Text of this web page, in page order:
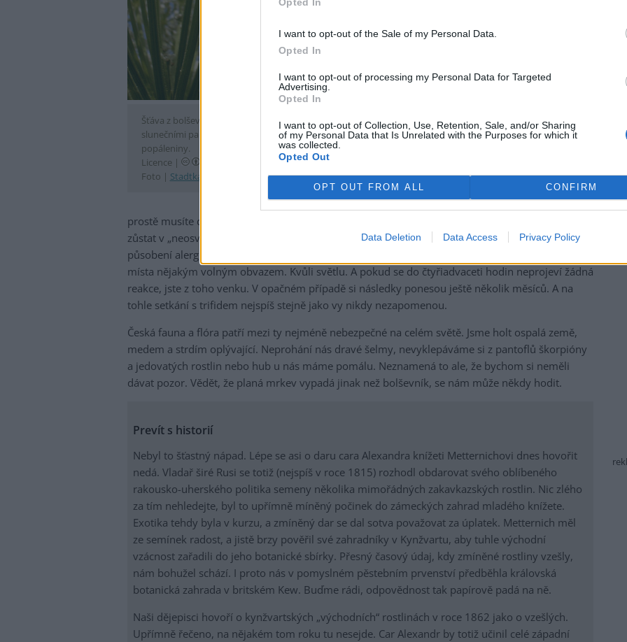
I want to opt-out of the Sale of my Personal Data.
Opted In
I want to opt-out of processing my Personal Data for Targeted
Advertising.
Opted In
I want to opt-out of Collection, Use, Retention, Sale, and/or Sharing
of my Personal Data that Is Unrelated with the Purposes for which it
was collected.
Opted Out
OPT OUT FROM ALL CONFIRM
Data Deletion Data Access Privacy Policy
Šťáva z bolševníku velkolepého ve spojení se
slunečními paprsky způsobí nepěkné
popáleniny.
Licence |
Některá práva vyhrazena
Foto | Stadtkatze
opláchnout. Jedna konev vody na to stačit
nápad. Dopravit je k vodnímu zdroji musíte
Důkladně omýt, neutopit
měly zbavit i potřísněného oblečení, je třeba
aplikovat vodu a mýdlo. Rostlinné šťávy
prostě musíte dostat ze zasažené pokožky pryč. Zbytečně ale nedřete. A po zbytek dne by měly
zůstat v „neosvětleném“ prostředí. Nepřehánějte to s teplem, abyste neumocňovali případné
působení alergické reakce. Do sklepa je ale hned zavírat nemusíte. Je vhodné překrýt zasažená
místa nějakým volným obvazem. Kvůli světlu. A pokud se do čtyřiadvaceti hodin neprojeví žádná
reakce, jste z toho venku. V opačném případě si následky ponesou ještě několik měsíců. A na
tohle setkání s trifidem nejspíš stejně jako vy nikdy nezapomenou.
Česká fauna a flóra patří mezi ty nejméně nebezpečné na celém světě. Jsme holt ospalá země,
medem a strdím oplývající. Neprohání nás dravé šelmy, nevyklepáváme si z pantoflů škorpióny
a jedovatých rostlin nebo hub u nás máme pomálu. Neznamená to ale, že bychom si neměli
dávat pozor. Vědět, že planá mrkev vypadá jinak než bolševník, se nám může někdy hodit.
Prevít s historií
Nebyl to šťastný nápad. Lépe se asi o daru cara Alexandra knížeti Metternichovi dnes hovořit
nedá. Vladař širé Rusi se totiž (nejspíš v roce 1815) rozhodl obdarovat svého oblíbeného
rakousko-uherského politika semeny několika mimořádných zakavkazských rostlin. Nic zlého
za tím nehledejte, byl to upřímně míněný počinek do zámeckých zahrad mladého knížete.
Exotika tehdy byla v kurzu, a zmíněný dar se dal sotva považovat za úplatek. Metternich měl
ze semínek radost, a jistě brzy pověřil své zahradníky v Kynžvartu, aby tuhle východní
vzácnost zařadili do jeho botanické sbírky. Přesný časový údaj, kdy zmíněné rostliny vzešly,
nám bohužel schází. I proto nás v pomyslném pěstebním prvenství předběhla královská
botanická zahrada v britském Kew. Buďme rádi, odpovědnost tak papírově padá na ně.
Naši dějepisci hovoří o kynžvartských „východních“ rostlinách v roce 1862 jako o vzešlých.
Upřímně řečeno, na nějakém tom roku tu nesejde. Car Alexandr by totiž učinil celé západní